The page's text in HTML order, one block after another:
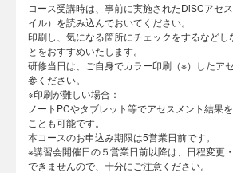
コース受講時は、事前に実施されたDiSCアセ
イル）を読み込んでおいてください。
印刷し、気になる箇所にチェックをするなどし
とをおすすめいたします。
研修当日は、ご自身でカラー印刷（※）したア
参ください。
※印刷が難しい場合：
ノートPCやタブレット等でアセスメント結果
ことも可能です。
本コースのお申込み期限は5営業日前です。
※講習会開催日の５営業日前以降は、日程変更
できませんので、十分にご注意ください。